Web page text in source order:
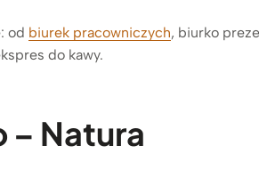
od biurek pracowniczych, biurko
do kawy.
Natura